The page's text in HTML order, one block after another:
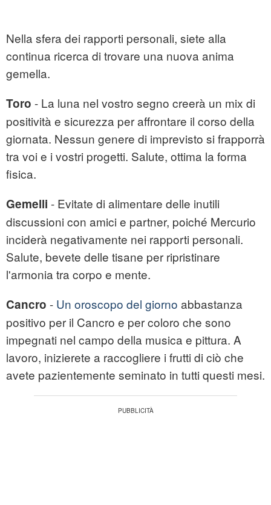
Nella sfera dei rapporti personali, siete alla
continua ricerca di trovare una nuova anima
gemella.
Toro - La luna nel vostro segno creerà un mix di
positività e sicurezza per affrontare il corso della
giornata. Nessun genere di imprevisto si frapporrà
tra voi e i vostri progetti. Salute, ottima la forma
fisica.
Gemelli - Evitate di alimentare delle inutili
discussioni con amici e partner, poiché Mercurio
inciderà negativamente nei rapporti personali.
Salute, bevete delle tisane per ripristinare
l'armonia tra corpo e mente.
Cancro - Un oroscopo del giorno abbastanza
positivo per il Cancro e per coloro che sono
impegnati nel campo della musica e pittura. A
lavoro, inizierete a raccogliere i frutti di ciò che
avete pazientemente seminato in tutti questi mesi.